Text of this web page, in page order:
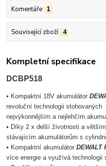
Komentáře 1
Související zboží 4
Kompletní specifikace
DCBP518
• Kompaktní 18V akumulátor
revoluční technologii
nejvýkonnějším a nejlehčím
• Díky 2 x delší životnosti a
stávajícím akumulátorům s
• Kompaktní akumulátorDEWALT
více energie a využívá technologii